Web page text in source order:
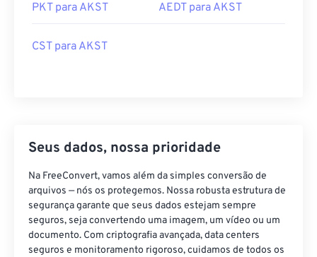
PKT para AKST AEDT para AKST
CST para AKST
Seus dados, nossa prioridade
Na FreeConvert, vamos além da simples conversão de
arquivos — nós os protegemos. Nossa robusta estrutura de
segurança garante que seus dados estejam sempre
seguros, seja convertendo uma imagem, um vídeo ou um
documento. Com criptografia avançada, data centers
seguros e monitoramento rigoroso, cuidamos de todos os